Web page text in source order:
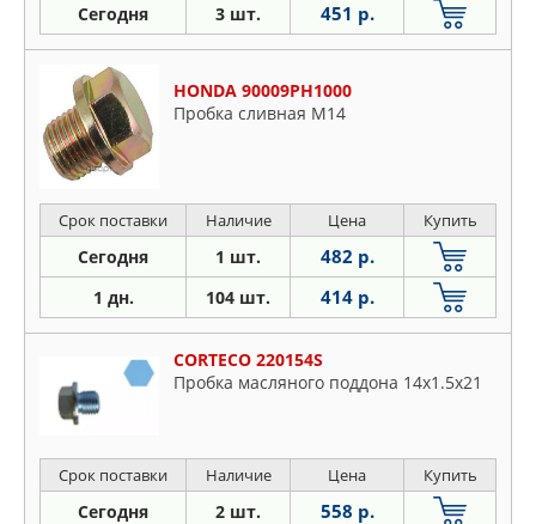
Сегодня 3 шт. 451 р.
HONDA 90009PH1000
Пробка сливная M14
Срок поставки Наличие Цена Купить
Сегодня 1 шт. 482 р.
1 дн. 104 шт. 414 р.
CORTECO 220154S
Пробка масляного поддона 14x1.5x21
Срок поставки Наличие Цена Купить
Сегодня 2 шт. 558 р.